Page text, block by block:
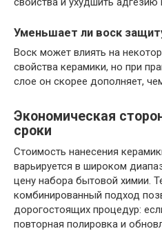
Уменьшает ли воск
Воск может влиять на
свойства керамики, но при
слое он скорее дополняет,
Экономическая
сроки
Стоимость нанесения
варьируется в широком
цену набора бытовой химии.
комбинированный подход
дорогостоящих процедур:
повторная полировка и